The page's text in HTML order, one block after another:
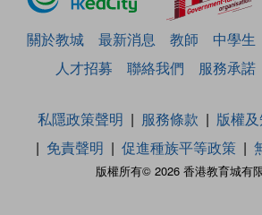
關於教城 最新消息 教師 中學生
人才招募
聯絡我們 服務承諾
版權所有© 2026 香港教育城有
私隱政策聲明 服務條款
版權
免責聲明
促進種族平等政策